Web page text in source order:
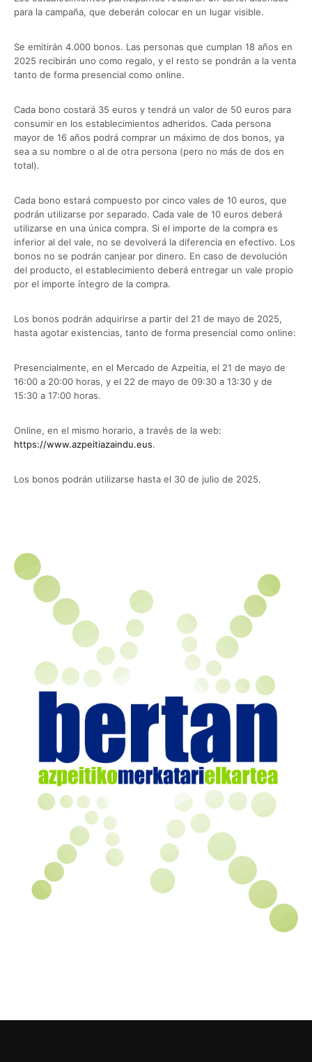
para la campaña, que deberán colocar en un lugar visible.
Se emitirán 4.000 bonos. Las personas que cumplan 18 años en
2025 recibirán uno como regalo, y el resto se pondrán a la venta
tanto de forma presencial como online.
Cada bono costará 35 euros y tendrá un valor de 50 euros para
consumir en los establecimientos adheridos. Cada persona
mayor de 16 años podrá comprar un máximo de dos bonos, ya
sea a su nombre o al de otra persona (pero no más de dos en
total).
Cada bono estará compuesto por cinco vales de 10 euros, que
podrán utilizarse por separado. Cada vale de 10 euros deberá
utilizarse en una única compra. Si el importe de la compra es
inferior al del vale, no se devolverá la diferencia en efectivo. Los
bonos no se podrán canjear por dinero. En caso de devolución
del producto, el establecimiento deberá entregar un vale propio
por el importe íntegro de la compra.
Los bonos podrán adquirirse a partir del 21 de mayo de 2025,
hasta agotar existencias, tanto de forma presencial como online:
Presencialmente, en el Mercado de Azpeitia, el 21 de mayo de
16:00 a 20:00 horas, y el 22 de mayo de 09:30 a 13:30 y de
15:30 a 17:00 horas.
Online, en el mismo horario, a través de la web:
https://www.azpeitiazaindu.eus.
Los bonos podrán utilizarse hasta el 30 de julio de 2025.